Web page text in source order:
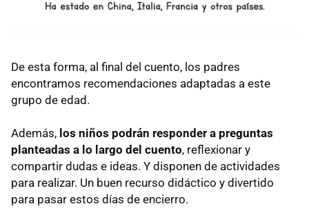
De esta forma, al final del cuento, los padres
encontramos recomendaciones adaptadas a este
grupo de edad.
Además, los niños podrán responder a preguntas
planteadas a lo largo del cuento, reflexionar y
compartir dudas e ideas. Y disponen de actividades
para realizar. Un buen recurso didáctico y divertido
para pasar estos días de encierro.